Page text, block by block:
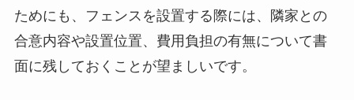
ためにも、フェンスを設置する際には、隣家との
合意内容や設置位置、費用負担の有無について書
面に残しておくことが望ましいです。